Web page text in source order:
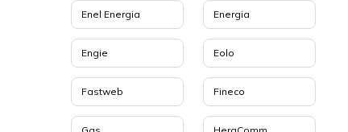
Enel Energia Energia
Engie Eolo
Fastweb Fineco